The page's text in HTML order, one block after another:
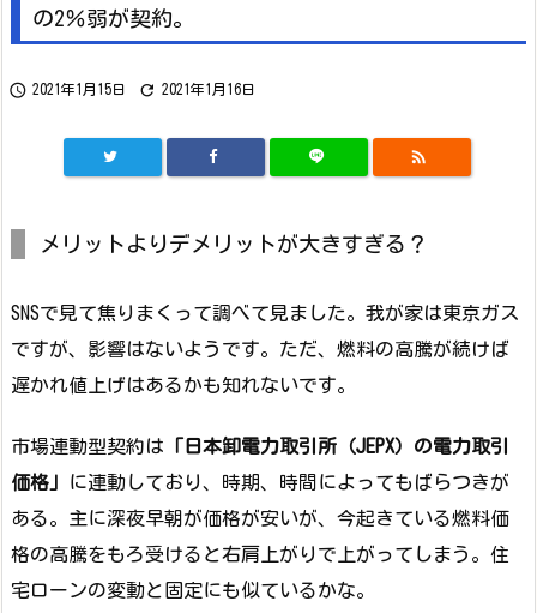
の2％弱が契約。
 2021年1月15日  2021年1月16日

メリットよりデメリットが大きすぎる？
SNSで見て焦りまくって調べて見ました。我が家は東京ガス
ですが、影響はないようです。ただ、燃料の高騰が続けば
遅かれ値上げはあるかも知れないです。
市場連動型契約は 「日本卸電力取引所（JEPX）の電力取引
価格」
に連動しており、時期、時間によってもばらつきが
ある。主に深夜早朝が価格が安いが、今起きている燃料価
格の高騰をもろ受けると右肩上がりで上がってしまう。住
宅ローンの変動と固定にも似ているかな。